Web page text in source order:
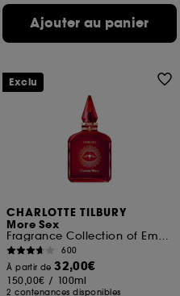
Ajouter au panier
CHARLOTTE TILBURY
More Sex
Fragrance Collection of Emotions
600
À partir de32,00€
150,00€ / 100ml
2 contenances disponibles
Exclu